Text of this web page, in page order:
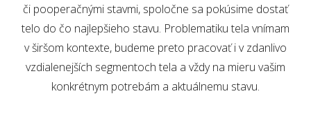
či pooperačnými stavmi, spoločne sa pokúsime dostať
telo do čo najlepšieho stavu. Problematiku tela vnímam
v širšom kontexte, budeme preto pracovať i v zdanlivo
vzdialenejších segmentoch tela a vždy na mieru vašim
konkrétnym potrebám a aktuálnemu stavu.